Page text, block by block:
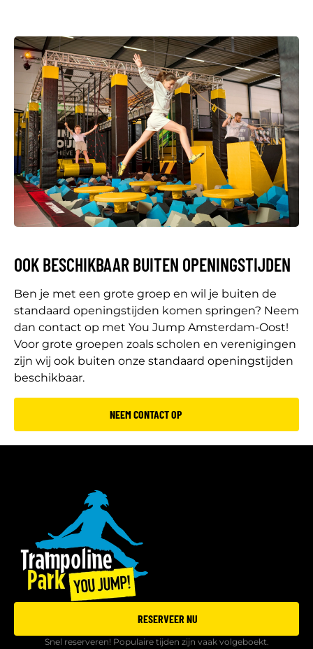
OOK BESCHIKBAAR BUITEN OPENINGSTIJDEN
Ben je met een grote groep en wil je buiten de
standaard openingstijden komen springen? Neem
dan contact op met You Jump Amsterdam-Oost!
Voor grote groepen zoals scholen en verenigingen
zijn wij ook buiten onze standaard openingstijden
beschikbaar.
NEEM CONTACT OP
RESERVEER NU
Snel reserveren! Populaire tijden zijn vaak volgeboekt.